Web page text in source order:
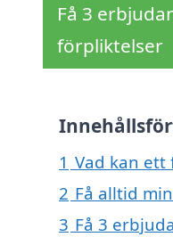
Få 3
förpliktelser
1 Vad kan ett
2 Få alltid
3 Få 3